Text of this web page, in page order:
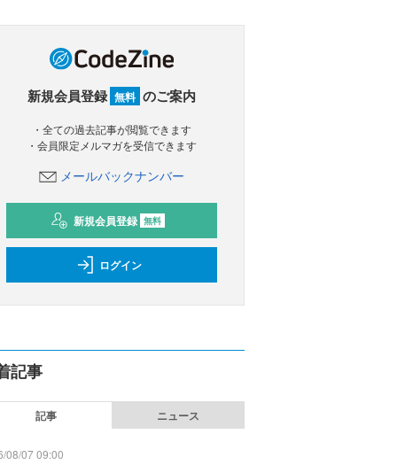
新規会員登録 無料 のご案内
・全ての過去記事が閲覧できます
・会員限定メルマガを受信できます
メールバックナンバー
新規会員登録 無料
ログイン
記事
記事 ニュース
08/07 09:00